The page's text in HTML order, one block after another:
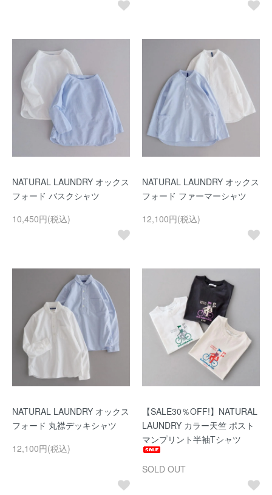
NATURAL LAUNDRY オックス
フォード バスクシャツ
10,450円(税込)
NATURAL LAUNDRY オックス
フォード ファーマーシャツ
12,100円(税込)
NATURAL LAUNDRY オックス
フォード 丸襟デッキシャツ
12,100円(税込)
【SALE30％OFF!】NATURAL
LAUNDRY カラー天竺 ポスト
マンプリント半袖Tシャツ
SOLD OUT